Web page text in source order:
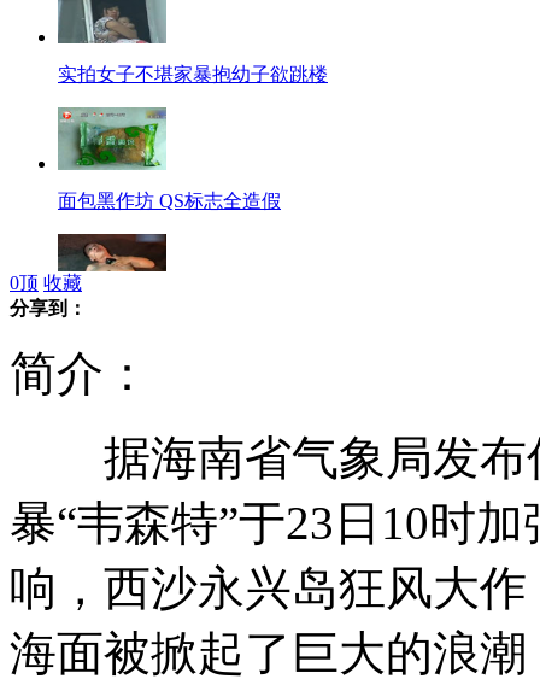
实拍女子不堪家暴抱幼子欲跳楼
面包黑作坊 QS标志全造假
监拍残的司机偷走醉汉手机
北京男孩暴雨中看护无盖井致脚抽筋
0顶 收藏
分享到：
简介：
据海南省气象局发布
暴“韦森特”于23日10时
响，西沙永兴岛狂风大
海面被掀起了巨大的浪